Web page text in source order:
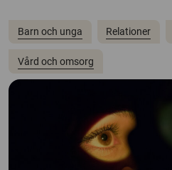
Barn och unga Relationer
Vård och omsorg